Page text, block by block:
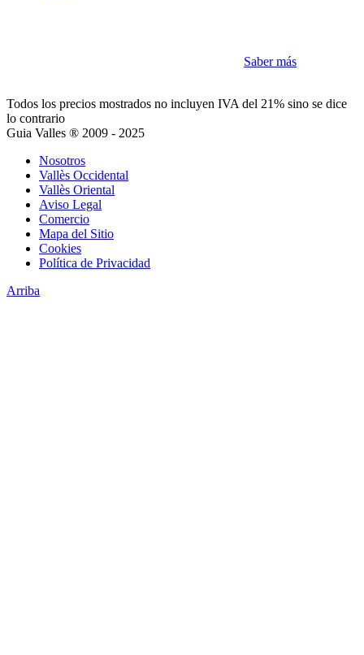
Saber más
Todos los precios mostrados no incluyen IVA del 21% sino se dice
lo contrario
Guia Valles ® 2009 - 2025
Nosotros
Vallès Occidental
Vallès Oriental
Aviso Legal
Comercio
Mapa del Sitio
Cookies
Política de Privacidad
Arriba